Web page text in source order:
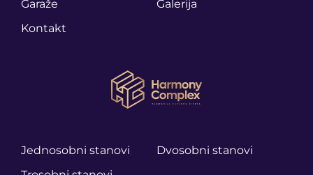
Garaže
Galerija
Kontakt
Jednosobni stanovi
Dvosobni stanovi